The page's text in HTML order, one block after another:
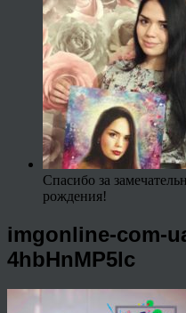
Спасибо за
рождения!
imgonline-com-
4hbHnMP5lc